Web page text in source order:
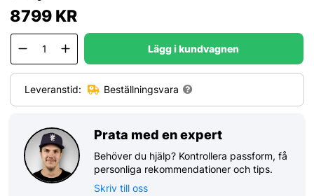
8799KR
Lägg i kundvagnen
Leveranstid: Beställningsvara
Prata med en expert
Behöver du hjälp? Kontrollera passform, få
personliga rekommendationer och tips.
Skriv till oss